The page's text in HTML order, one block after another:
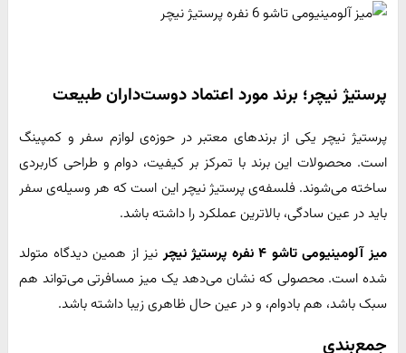
پرستیژ نیچر؛ برند مورد اعتماد دوست‌داران طبیعت
پرستیژ نیچر یکی از برندهای معتبر در حوزه‌ی لوازم سفر و کمپینگ
است. محصولات این برند با تمرکز بر کیفیت، دوام و طراحی کاربردی
ساخته می‌شوند. فلسفه‌ی پرستیژ نیچر این است که هر وسیله‌ی سفر
باید در عین سادگی، بالاترین عملکرد را داشته باشد.
میز آلومینیومی تاشو ۴ نفره پرستیژ نیچر
نیز از همین دیدگاه متولد
شده است. محصولی که نشان می‌دهد یک میز مسافرتی می‌تواند هم
سبک باشد، هم بادوام، و در عین حال ظاهری زیبا داشته باشد.
جمع‌بندی